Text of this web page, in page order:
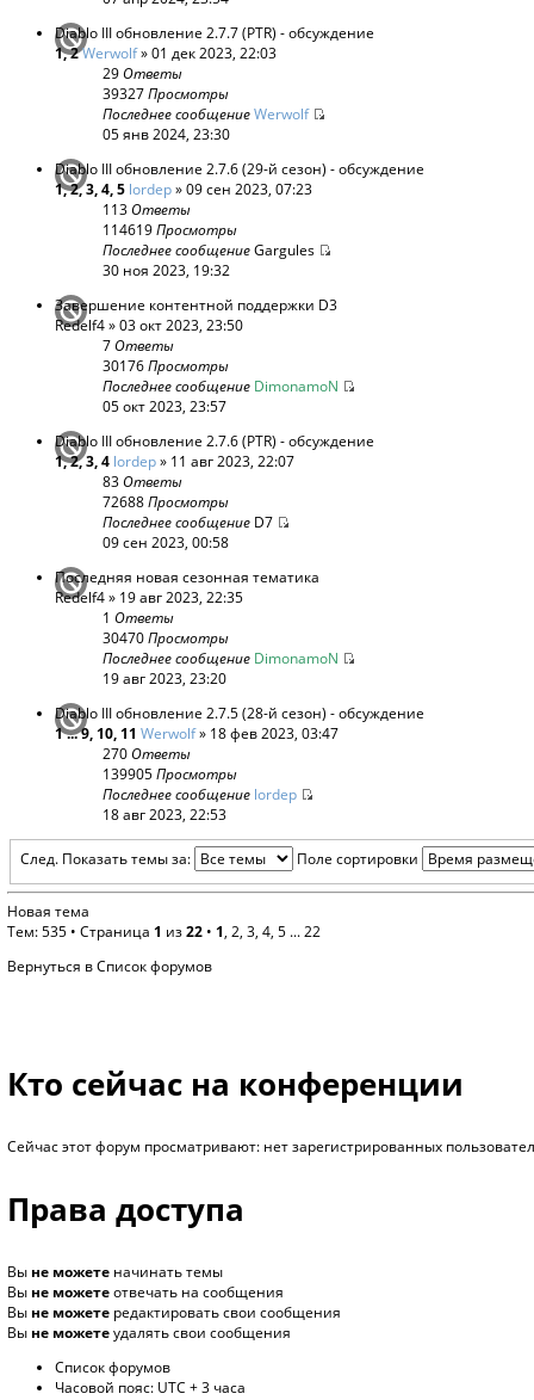
Diablo III обновление 2.7.7 (PTR) - обсуждение
1,2Werwolf» 01 дек 2023, 22:03
29Ответы
39327Просмотры
Последнее сообщениеWerwolf
05 янв 2024, 23:30
Diablo III обновление 2.7.6 (29-й сезон) - обсуждение
1,2,3,4,5 lordep» 09 сен 2023, 07:23
113Ответы
114619Просмотры
Последнее сообщениеGargules
30 ноя 2023, 19:32
Завершение контентной поддержки D3
Redelf4» 03 окт 2023, 23:50
7Ответы
30176Просмотры
Последнее сообщение DimonamoN
05 окт 2023, 23:57
Diablo III обновление 2.7.6 (PTR) - обсуждение
1,2,3,4 lordep» 11 авг 2023, 22:07
83Ответы
72688Просмотры
Последнее сообщение D7
09 сен 2023, 00:58
Последняя новая сезонная тематика
Redelf4» 19 авг 2023, 22:35
1 Ответы
30470Просмотры
Последнее сообщение DimonamoN
19 авг 2023, 23:20
Diablo III обновление 2.7.5 (28-й сезон) - обсуждение
1...9, 10, 11 Werwolf» 18 фев 2023, 03:47
270Ответы
139905Просмотры
Последнее сообщение lordep
18 авг 2023, 22:53
След. Показать темы за: Поле сортировки
Новая тема
Тем: 535 • Страница 1 из22 • 1, 2, 3, 4, 5 ...22
Вернуться в Список форумов
Кто сейчас на конференции
Сейчас этот форум просматривают: нет зарегистрированных
Права доступа
Вы не можете начинать темы
Вы не можетеотвечать на сообщения
Вы не можете редактировать свои сообщения
Вы не можетеудалять свои сообщения
Список форумов
Часовой пояс: UTC + 3 часа